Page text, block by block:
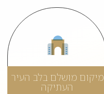
מיקום מושלם בלב העיר
העתיקה